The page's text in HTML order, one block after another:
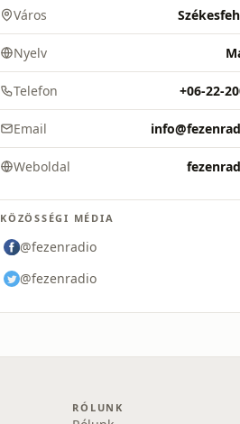
Város
Nyelv
Telefon +06-22-
Email
Weboldal
KÖZÖSSÉGI MÉDIA
@fezenradio
@fezenradio
RÓLUNK